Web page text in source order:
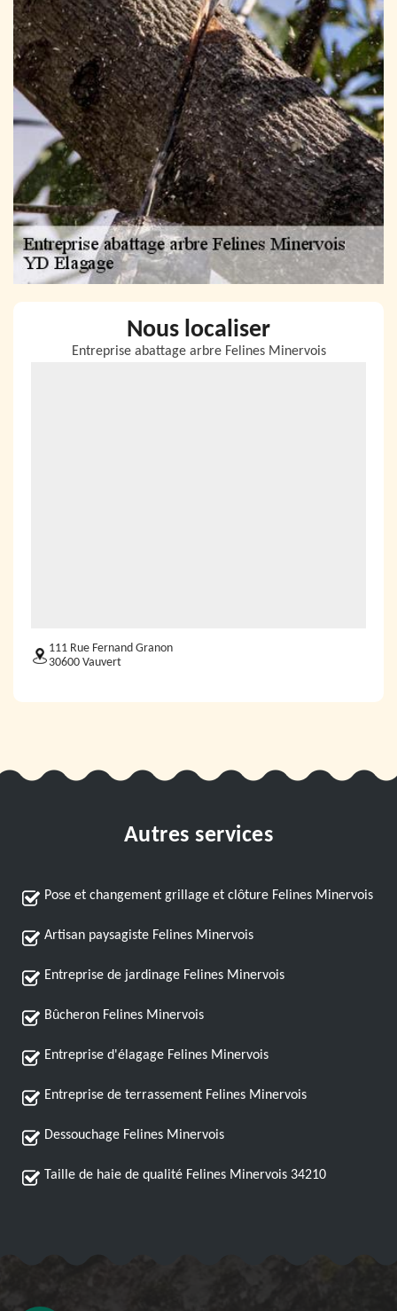
Nous localiser
Entreprise abattage arbre Felines Minervois
111 Rue Fernand Granon
30600 Vauvert
Autres services
Pose et changement grillage et clôture Felines Minervois
Artisan paysagiste Felines Minervois
Entreprise de jardinage Felines Minervois
Bûcheron Felines Minervois
Entreprise d'élagage Felines Minervois
Entreprise de terrassement Felines Minervois
Dessouchage Felines Minervois
Taille de haie de qualité Felines Minervois 34210